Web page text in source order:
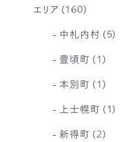
エリア (160)
中札内村 (5)
豊頃町 (1)
本別町 (1)
上士幌町 (1)
新得町 (2)